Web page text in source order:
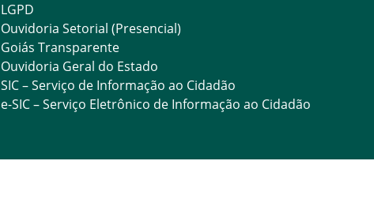
LGPD
Ouvidoria Setorial (Presencial)
Goiás Transparente
Ouvidoria Geral do Estado
SIC – Serviço de Informação ao Cidadão
e-SIC – Serviço Eletrônico de Informação ao Cidadão